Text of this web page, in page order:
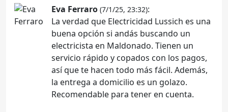
Eva Ferraro (7/1/25, 23:32):
La verdad que Electricidad Lussich es una
buena opción si andás buscando un
electricista en Maldonado. Tienen un
servicio rápido y copados con los pagos,
así que te hacen todo más fácil. Además,
la entrega a domicilio es un golazo.
Recomendable para tener en cuenta.